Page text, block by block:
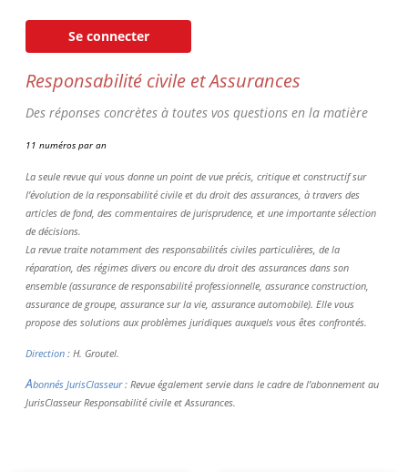
Se connecter
Responsabilité civile et Assurances
Des réponses concrètes à toutes vos questions en la matière
11 numéros par an
La seule revue qui vous donne un point de vue précis, critique et constructif sur
l’évolution de la responsabilité civile et du droit des assurances, à travers des
articles de fond, des commentaires de jurisprudence, et une importante sélection
de décisions.
La revue traite notamment des responsabilités civiles particulières, de la
réparation, des régimes divers ou encore du droit des assurances dans son
ensemble (assurance de responsabilité professionnelle, assurance construction,
assurance de groupe, assurance sur la vie, assurance automobile). Elle vous
propose des solutions aux problèmes juridiques auxquels vous êtes confrontés.
Direction : H. Groutel.
Abonnés JurisClasseur: Revue également servie dans le cadre de l’abonnement au
JurisClasseur Responsabilité civile et Assurances.